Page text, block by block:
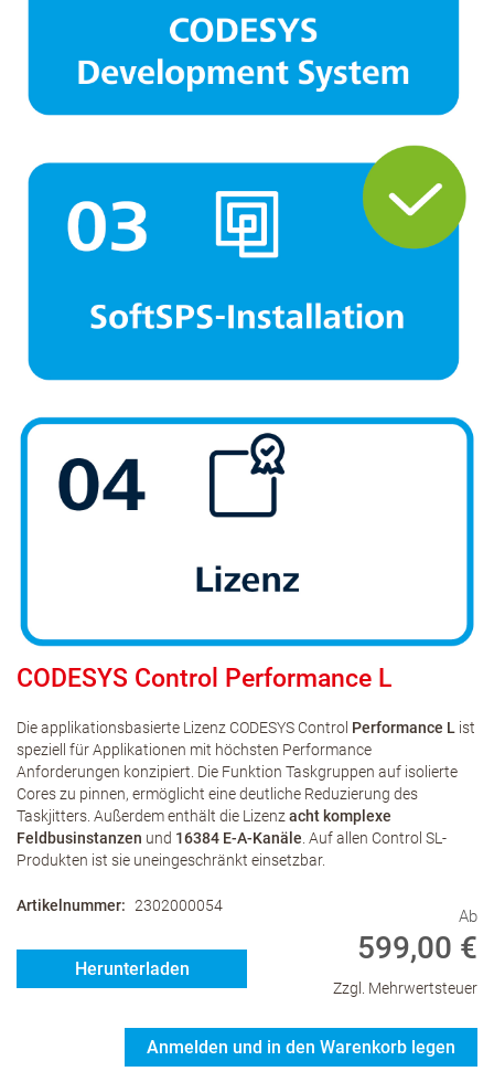
CODESYS Control Performance L
Die applikationsbasierte Lizenz CODESYS Control Performance L ist
speziell für Applikationen mit höchsten Performance
Anforderungen konzipiert. Die Funktion Taskgruppen auf isolierte
Cores zu pinnen, ermöglicht eine deutliche Reduzierung des
Taskjitters. Außerdem enthält die Lizenz acht komplexe
Feldbusinstanzen und 16384 E-A-Kanäle . Auf allen Control SL-
Produkten ist sie uneingeschränkt einsetzbar.
Artikelnummer 2302000054
Herunterladen
Ab
599,00 €
Zzgl. Mehrwertsteuer
Anmelden und in den Warenkorb legen